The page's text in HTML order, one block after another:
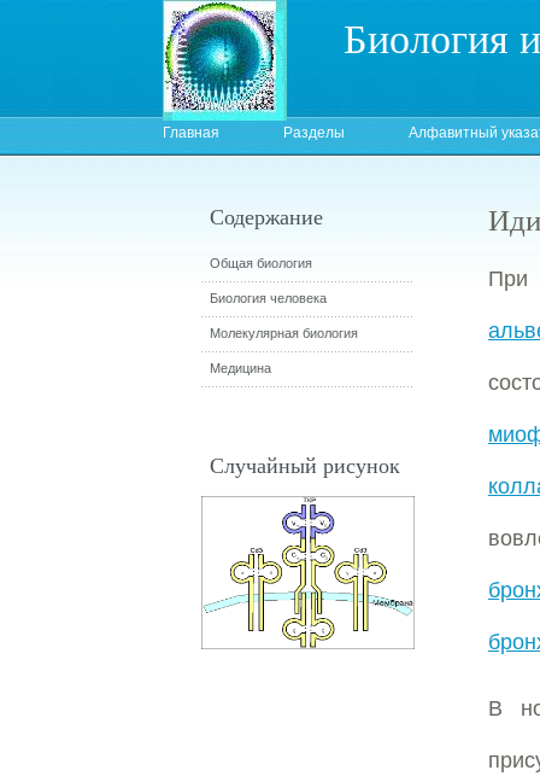
Биология
Главная Разделы Алфавитный
При
В
Содержание
Общая биология
Биология человека
Молекулярная биология
Медицина
Случайный рисунок